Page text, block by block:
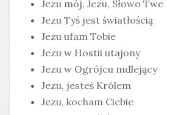
Jezu mój, Jezu, Słowo Twe
Jezu Tyś jest światłością
Jezu ufam Tobie
Jezu w Hostii utajony
Jezu w Ogrójcu mdlejący
Jezu, jesteś Królem
Jezu, kocham Ciebie